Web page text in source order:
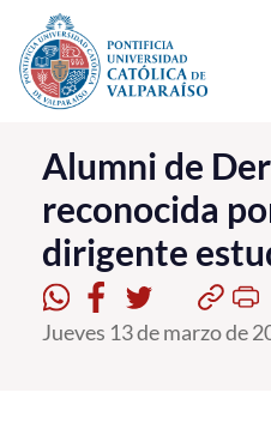
Click acá para ir directamente al
La Universidad
Investigación, Creación e
PUCV Internacional
Vinculación con el Medio
Alumni de
reconocida
dirigente
Jueves 13 de marzo de